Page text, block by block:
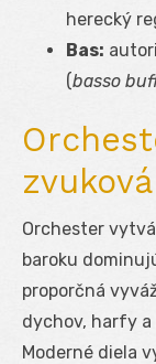
herecký
Bas:
(basso
Orchester
baroku
proporčná
dychov, harfy
Moderné diela